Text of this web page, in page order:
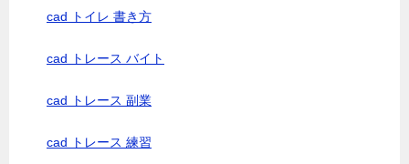
cad トイレ 書き方
cad トレース バイト
cad トレース 副業
cad トレース 練習